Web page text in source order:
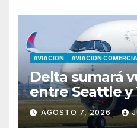
AVIACION AVIACION
Delta sumará
entre Seattle y
desde marzo
AGOSTO 7, 2026